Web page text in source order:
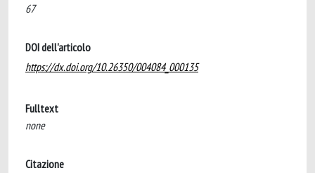
67
DOI dell'articolo
https://dx.doi.org/10.26350/004084_000135
Fulltext
none
Citazione